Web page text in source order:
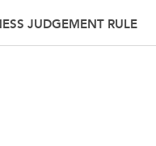
JUDGEMENT RULE